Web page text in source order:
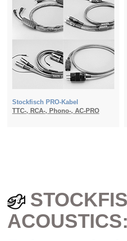
Stockfisch PRO-Kabel
TTC-, RCA-, Phono-, AC-PRO